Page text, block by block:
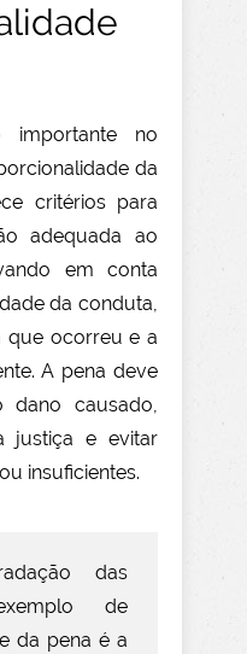
importante no
da
critérios para
adequada ao
em conta
da conduta,
que ocorreu e a
A pena deve
dano causado,
justiça e evitar
insuficientes.
das
de
da pena é a